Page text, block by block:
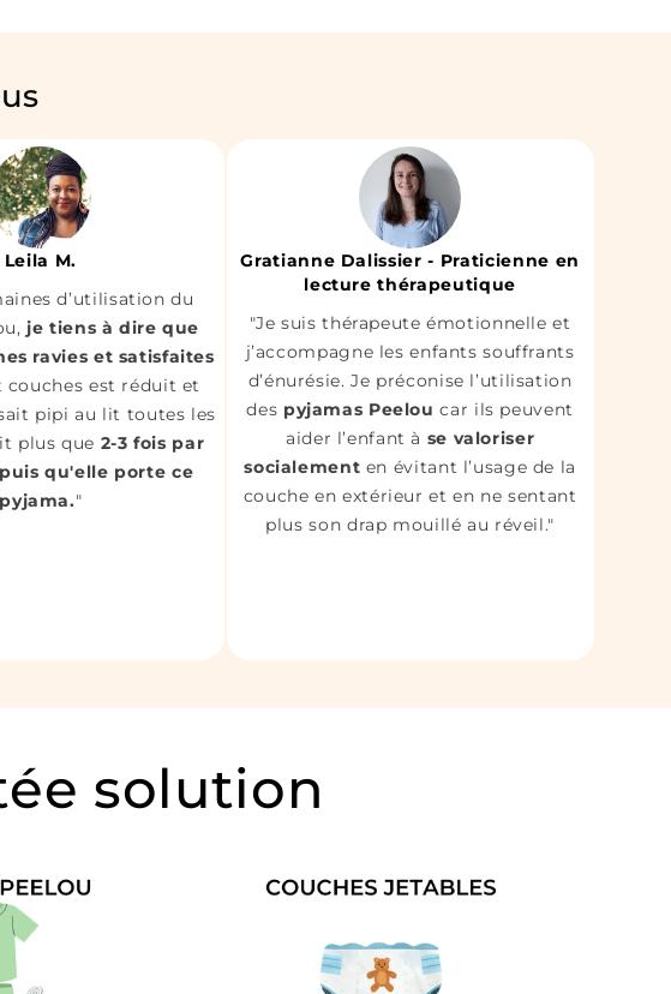
Leila M.
d’utilisation du
je tiens à dire que
ravies et satisfaites
couches est réduit et
pipi au lit toutes les
plus que 2-3 fois par
qu'elle porte ce
pyjama."
Gratianne Dalissier - Praticienne en
lecture thérapeutique
"Je suis thérapeute émotionnelle et
j’accompagne les enfants souffrants
d’énurésie. Je préconise l’utilisation
des pyjamas Peeloucar ils peuvent
aider l’enfant à se valoriser
socialement en évitant l’usage de la
couche en extérieur et en ne sentant
plus son drap mouillé au réveil."
solution